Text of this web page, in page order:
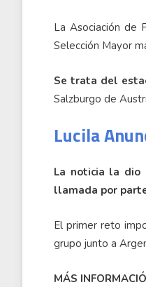
La Asociación de
Selección Mayor
Se trata del
Salzburgo de
Lucila
La noticia la dio
llamada por
El primer reto
grupo junto a
MÁS